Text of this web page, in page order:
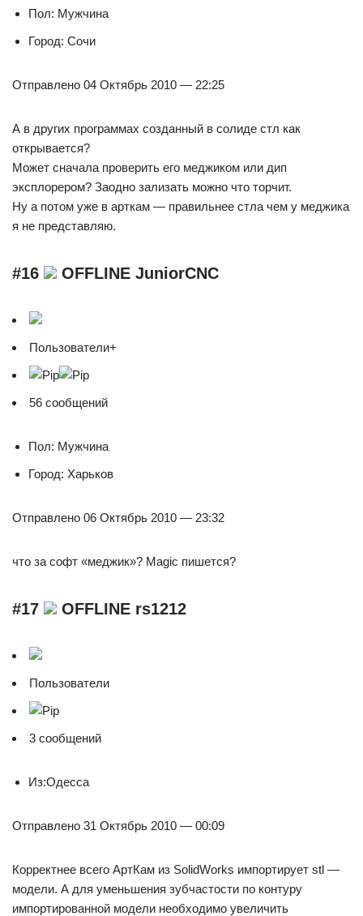
Пол: Мужчина
Город: Сочи
Отправлено 04 Октябрь 2010 — 22:25
А в других программах созданный в солиде стл как
открывается?
Может сначала проверить его меджиком или дип
эксплорером? Заодно зализать можно что торчит.
Ну а потом уже в арткам — правильнее стла чем у меджика
я не представляю.
#16 OFFLINE JuniorCNC
Пользователи+
56 сообщений
Пол: Мужчина
Город: Харьков
Отправлено 06 Октябрь 2010 — 23:32
что за софт «меджик»? Magic пишется?
#17 OFFLINE rs1212
Пользователи
3 сообщений
Из:Одесса
Отправлено 31 Октябрь 2010 — 00:09
Корректнее всего АртКам из SolidWorks импортирует stl —
модели. А для уменьшения зубчастости по контуру
импортированной модели необходимо увеличить